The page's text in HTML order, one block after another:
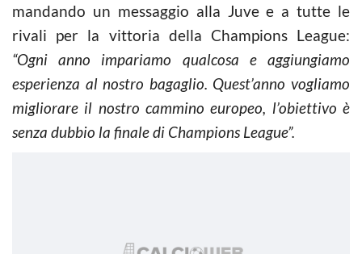
mandando un messaggio alla Juve e a tutte le
rivali per la vittoria della Champions League:
“Ogni anno impariamo qualcosa e aggiungiamo
esperienza al nostro bagaglio. Quest’anno vogliamo
migliorare il nostro cammino europeo, l’obiettivo è
senza dubbio la finale di Champions League”.